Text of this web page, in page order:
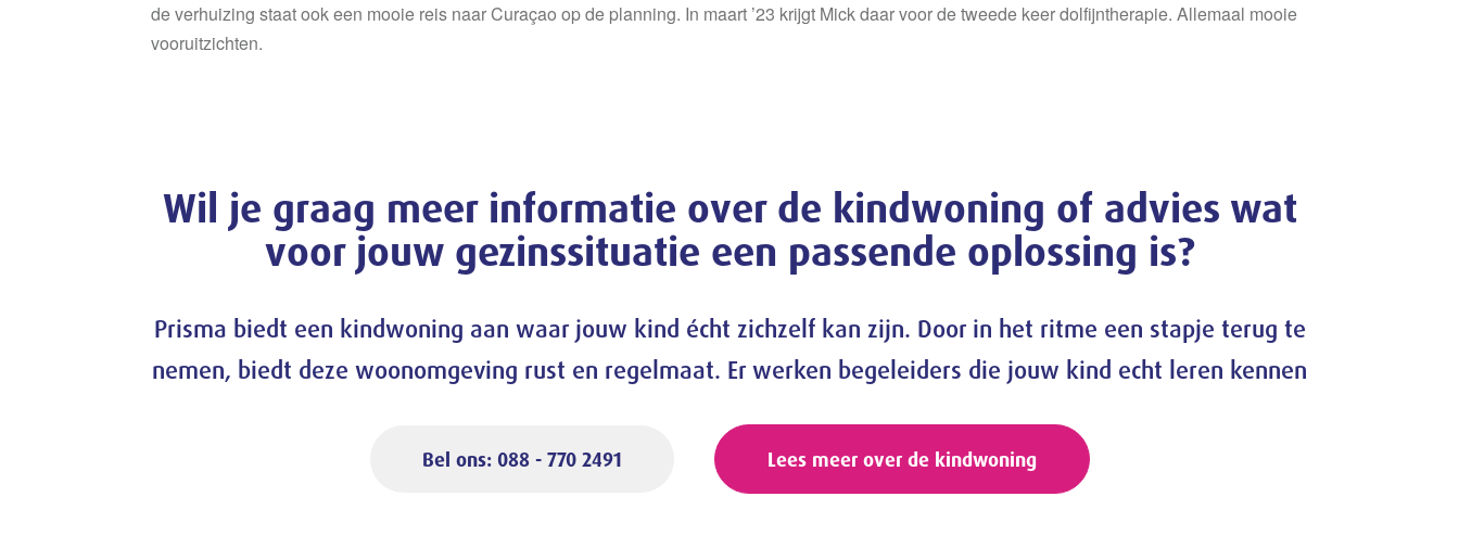
de verhuizing staat ook een mooie reis naar Curaçao op de planning. In maart ’23 krijgt Mick daar voor de tweede keer dolfijntherapie. Allemaal mooie
vooruitzichten.
Wil je graag meer informatie over de kindwoning of advies wat
voor jouw gezinssituatie een passende oplossing is?
Prisma biedt een kindwoning aan waar jouw kind écht zichzelf kan zijn. Door in het ritme een stapje terug te
nemen, biedt deze woonomgeving rust en regelmaat. Er werken begeleiders die jouw kind echt leren kennen
Bel ons: 088 - 770 2491 Lees meer over de kindwoning